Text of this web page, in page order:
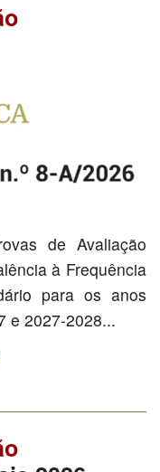
de Avaliação
à Frequência
para os anos
e 2027-2028...